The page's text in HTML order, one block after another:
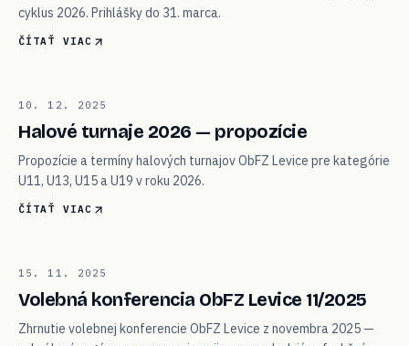
cyklus 2026. Prihlášky do 31. marca.
ČÍTAŤ VIAC
02
TURNAJE
10. 12. 2025
Halové turnaje 2026 — propozície
Propozície a termíny halových turnajov ObFZ Levice pre kategórie
U11, U13, U15 a U19 v roku 2026.
ČÍTAŤ VIAC
03
KONFERENCIA
15. 11. 2025
Volebná konferencia ObFZ Levice 11/2025
Zhrnutie volebnej konferencie ObFZ Levice z novembra 2025 —